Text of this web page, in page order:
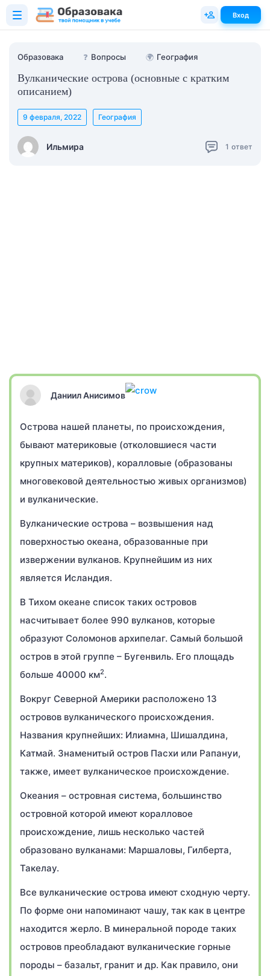
Образовака ❓ Вопросы 🌍 География
Вулканические острова (основные с кратким
описанием)
Ильмира
9 февраля, 2022 География
1 ответ
Даниил Анисимов
Острова нашей планеты, по происхождения,
бывают материковые (отколовшиеся части
крупных материков), коралловые (образованы
многовековой деятельностью живых организмов)
и вулканические.
Вулканические острова – возвышения над
поверхностью океана, образованные при
извержении вулканов. Крупнейшим из них
является Исландия.
В Тихом океане список таких островов
насчитывает более 990 вулканов, которые
образуют Соломонов архипелаг. Самый большой
остров в этой группе – Бугенвиль. Его площадь
больше 40000 км2.
Вокруг Северной Америки расположено 13
островов вулканического происхождения.
Названия крупнейших: Илиамна, Шишалдина,
Катмай. Знаменитый остров Пасхи или Рапануи,
также, имеет вулканическое происхождение.
Океания – островная система, большинство
островной которой имеют коралловое
происхождение, лишь несколько частей
образовано вулканами: Маршаловы, Гилберта,
Такелау.
Все вулканические острова имеют сходную черту.
По форме они напоминают чашу, так как в центре
находится жерло. В минеральной породе таких
островов преобладают вулканические горные
породы – базальт, гранит и др. Как правило, они
Вход